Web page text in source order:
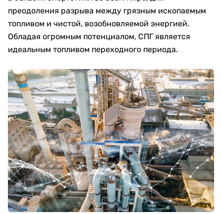
преодоления разрыва между грязным ископаемым
топливом и чистой, возобновляемой энергией.
Обладая огромным потенциалом, СПГ является
идеальным топливом переходного периода.